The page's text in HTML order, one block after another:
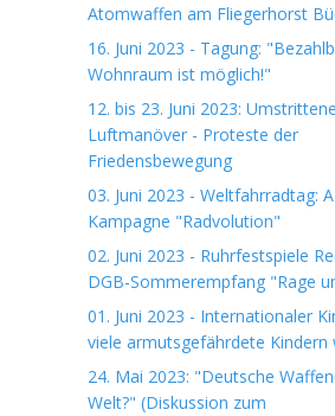
Atomwaffen am Fliegerhorst
16. Juni 2023 - Tagung:
Wohnraum ist möglich!"
12. bis 23. Juni 2023:
Luftmanöver - Proteste der
Friedensbewegung
03. Juni 2023 - Weltfahrradtag:
Kampagne "Radvolution"
02. Juni 2023 - Ruhrfestspiele
DGB-Sommerempfang "Rage
01. Juni 2023 - Internationaler
viele armutsgefährdete Kindern
24. Mai 2023: "Deutsche
Welt?" (Diskussion zum